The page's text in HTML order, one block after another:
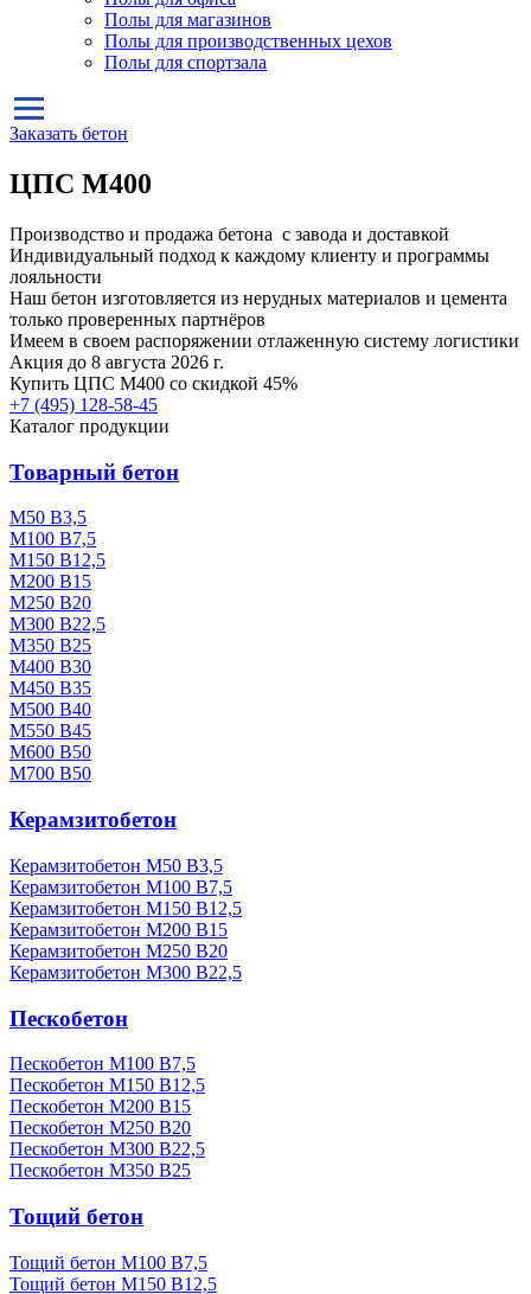
Полы для магазинов
Полы для производственных цехов
Полы для спортзала
Заказать бетон
ЦПС М400
Производство и продажа бетона с завода и доставкой
Индивидуальный подход к каждому клиенту и программы
лояльности
Наш бетон изготовляется из нерудных материалов и цемента
только проверенных партнёров
Имеем в своем распоряжении отлаженную систему логистики
Акция до 8 августа 2026 г.
Купить ЦПС М400 со скидкой 45%
+7 (495) 128-58-45
Каталог продукции
Товарный бетон
М50 В3,5
М100 В7,5
М150 В12,5
М200 В15
М250 В20
М300 В22,5
М350 В25
М400 В30
М450 В35
М500 В40
М550 В45
М600 В50
М700 В50
Керамзитобетон
Керамзитобетон М50 В3,5
Керамзитобетон М100 В7,5
Керамзитобетон М150 В12,5
Керамзитобетон М200 В15
Керамзитобетон М250 В20
Керамзитобетон М300 В22,5
Пескобетон
Пескобетон М100 В7,5
Пескобетон М150 В12,5
Пескобетон М200 В15
Пескобетон М250 В20
Пескобетон М300 В22,5
Пескобетон М350 В25
Тощий бетон
Тощий бетон М100 В7,5
Тощий бетон М150 В12,5